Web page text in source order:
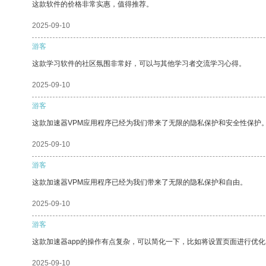
这款软件的价格非常实惠，值得推荐。
2025-09-10
游客
这款学习软件的社区氛围非常好，可以与其他学习者交流学习心得。
2025-09-10
游客
这款加速器VPM应用程序已经为我们带来了无限的隐私保护和安全性保护
2025-09-10
游客
这款加速器VPM应用程序已经为我们带来了无限的隐私保护和自由。
2025-09-10
游客
这款加速器app的操作有点复杂，可以简化一下，比如将设置页面进行优
2025-09-10